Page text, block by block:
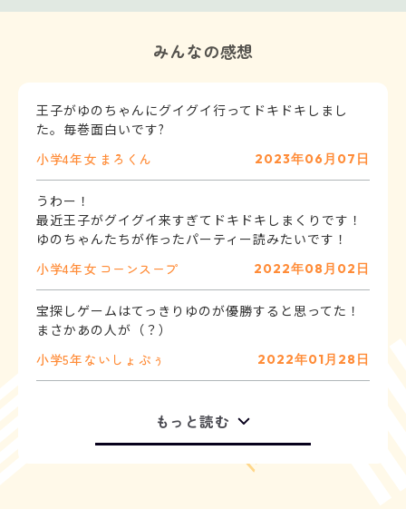
みんなの感想
王子がゆのちゃんにグイグイ行ってドキドキしまし
た。毎巻面白いです?
小学4年女 まろくん 2023年06月07日
うわー！
最近王子がグイグイ来すぎてドキドキしまくりです！
ゆのちゃんたちが作ったパーティー読みたいです！
小学4年女 コーンスープ 2022年08月02日
宝探しゲームはてっきりゆのが優勝すると思ってた！
まさかあの人が（？）
小学5年 ないしょ ぷぅ 2022年01月28日
もっと読む